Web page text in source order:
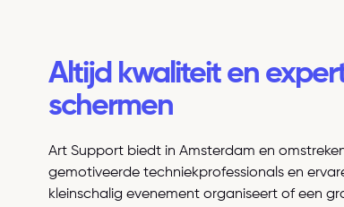
Altijd kwaliteit en
schermen
Art Support biedt in Amsterdam en
gemotiveerde techniekprofessionals en
kleinschalig evenement organiseert of een